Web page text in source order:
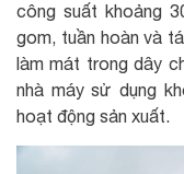
công suất khoảng
gom, tuần hoàn và
làm mát trong dây
nhà máy sử dụng
hoạt động sản xuất.